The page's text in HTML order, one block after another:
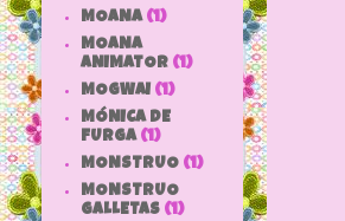
MOANA (1)
MOANA
ANIMATOR (1)
MOGWAI (1)
MÓNICA DE
FURGA (1)
MONSTRUO (1)
MONSTRUO
GALLETAS (1)